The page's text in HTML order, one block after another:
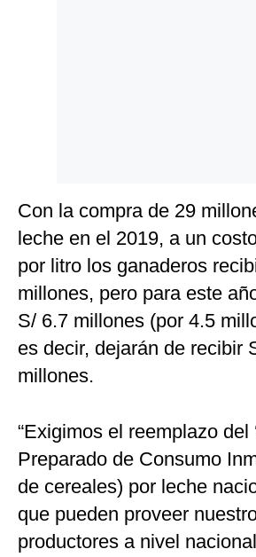
Con la compra de 29
leche en el 2019, a un
por litro los ganaderos
millones, pero para este
S/ 6.7 millones (por 4.5
es decir, dejarán de recibir
millones.
“Exigimos el reemplazo del
Preparado de Consumo
de cereales) por leche
que pueden proveer
productores a nivel